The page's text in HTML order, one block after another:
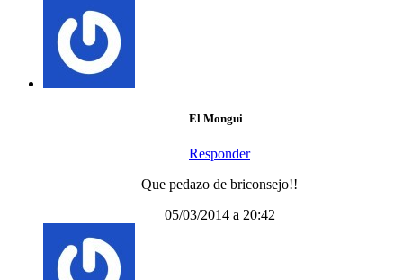
El Mongui
Responder
Que pedazo de briconsejo!!
05/03/2014 a 20:42